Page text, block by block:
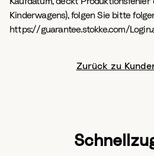
Kinderwagens), folgen Sie bitte
https://guarantee.stokke.com/
Zurück zu